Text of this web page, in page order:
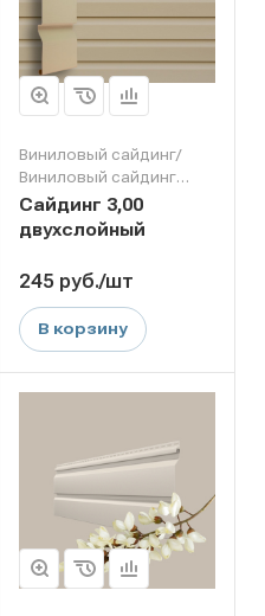
Виниловый сайдинг/
Виниловый сайдинг
Grand Line
Сайдинг 3,00
двухслойный
245 руб./шт
В корзину